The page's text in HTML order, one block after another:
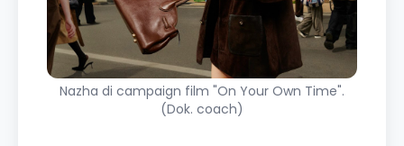
Nazha di campaign film "On Your Own Time".
(Dok. coach)